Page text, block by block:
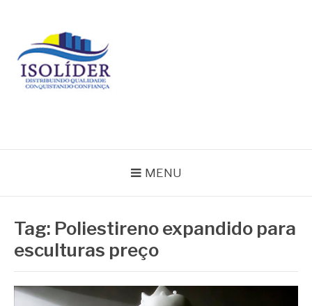
conteúdo
MENU
Tag: Poliestireno expandido para
esculturas preço